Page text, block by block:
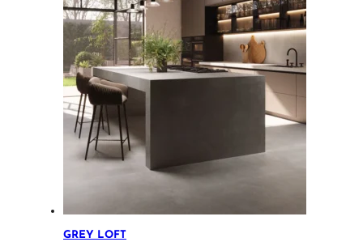
359,00 €
GREY LOFT